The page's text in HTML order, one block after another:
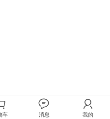
车 消息 我的